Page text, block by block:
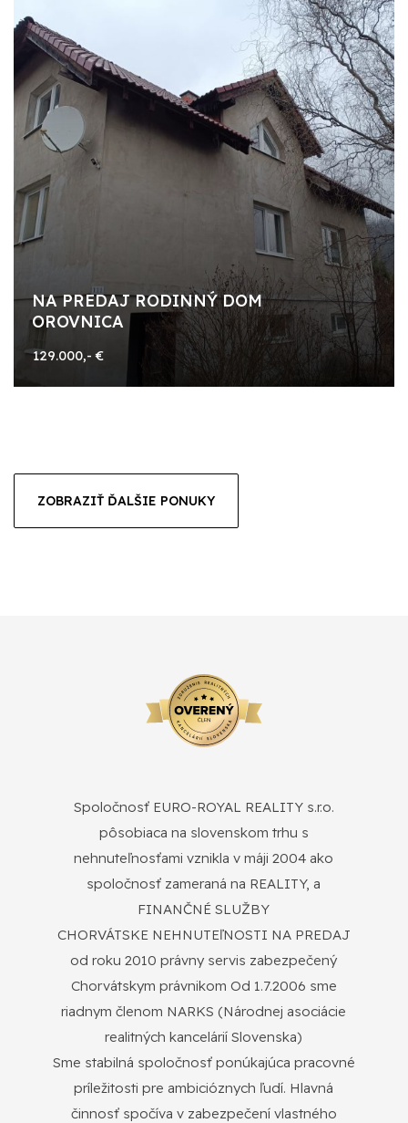
NA PREDAJ RODINNÝ DOM
OROVNICA
129.000,- €
ZOBRAZIŤ ĎALŠIE PONUKY
Spoločnosť EURO-ROYAL REALITY s.r.o.
pôsobiaca na slovenskom trhu s
nehnuteľnosťami vznikla v máji 2004 ako
spoločnosť zameraná na REALITY, a
FINANČNÉ SLUŽBY
CHORVÁTSKE NEHNUTEľNOSTI NA PREDAJ
od roku 2010 právny servis zabezpečený
Chorvátskym právnikom Od 1.7.2006 sme
riadnym členom NARKS (Národnej asociácie
realitných kancelárií Slovenska)
Sme stabilná spoločnosť ponúkajúca pracovné
príležitosti pre ambicióznych ľudí. Hlavná
činnosť spočíva v zabezpečení vlastného